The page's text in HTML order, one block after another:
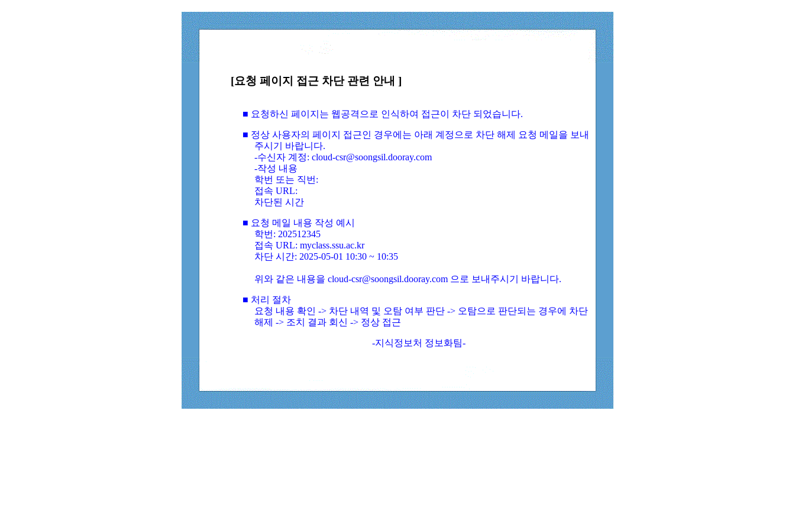
[요청 페이지 접근 차단 관련 안내 ]
■ 요청하신 페이지는 웹공격으로 인식하여 접근이 차단 되었습니다.
■ 정상 사용자의 페이지 접근인 경우에는 아래 계정으로 차단 해제 요청 메일을 보내
주시기 바랍니다.
-수신자 계정: cloud-csr@soongsil.dooray.com
-작성 내용
학번 또는 직번:
접속 URL:
차단된 시간
■ 요청 메일 내용 작성 예시
학번: 202512345
접속 URL: myclass.ssu.ac.kr
차단 시간: 2025-05-01 10:30 ~ 10:35
위와 같은 내용을 cloud-csr@soongsil.dooray.com 으로 보내주시기 바랍니다.
■ 처리 절차
요청 내용 확인 -> 차단 내역 및 오탐 여부 판단 -> 오탐으로 판단되는 경우에 차단
해제 -> 조치 결과 회신 -> 정상 접근
-지식정보처 정보화팀-